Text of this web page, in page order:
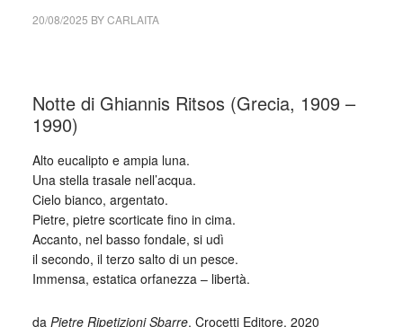
20/08/2025 BYCARLAITA
Notte di Ghiannis Ritsos (Grecia, 1909 –
1990)
Alto eucalipto e ampia luna.
Una stella trasale nell’acqua.
Cielo bianco, argentato.
Pietre, pietre scorticate fino in cima.
Accanto, nel basso fondale, si udì
il secondo, il terzo salto di un pesce.
Immensa, estatica orfanezza – libertà.
da Pietre Ripetizioni Sbarre, Crocetti Editore, 2020